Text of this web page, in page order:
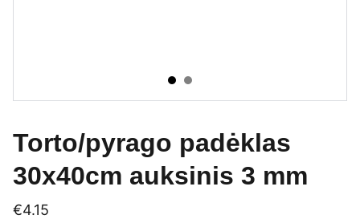
Torto/pyrago padėklas
30x40cm auksinis 3 mm
€4.15